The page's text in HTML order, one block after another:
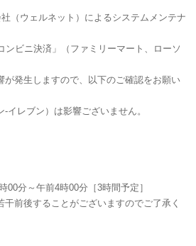
（ウェルネット）によるシステムメンテナ
ンビニ決済」（ファミリーマート、ローソ
が発生しますので、以下のご確認をお願い
レブン）は影響ございません。
00分～午前4時00分［3時間予定］
前後することがございますのでご了承く